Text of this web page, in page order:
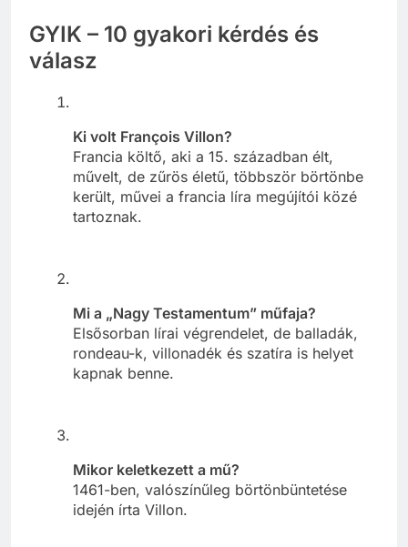
GYIK – 10 gyakori kérdés és
válasz
Ki volt François Villon?
Francia költő, aki a 15. században élt,
művelt, de zűrös életű, többször börtönbe
került, művei a francia líra megújítói közé
tartoznak.
Mi a „Nagy Testamentum” műfaja?
Elsősorban lírai végrendelet, de balladák,
rondeau-k, villonadék és szatíra is helyet
kapnak benne.
Mikor keletkezett a mű?
1461-ben, valószínűleg börtönbüntetése
idején írta Villon.